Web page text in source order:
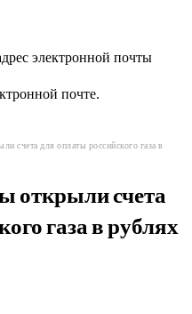
электронной почты
почте.
счета для оплаты российского газа в
открыли счета
газа в рублях